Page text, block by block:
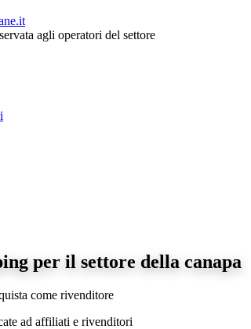
agli operatori del settore
per il settore della canapa
come rivenditore
ad affiliati e rivenditori